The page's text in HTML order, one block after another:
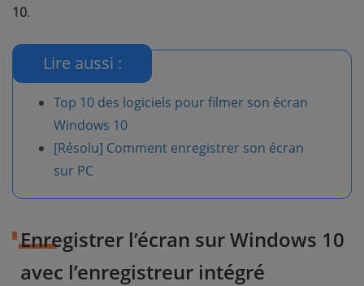
10.
Lire aussi :
Top 10 des logiciels pour filmer son écran
Windows 10
[Résolu] Comment enregistrer son écran
sur PC
Enregistrer l’écran sur Windows 10
avec l’enregistreur intégré